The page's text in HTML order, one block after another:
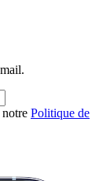
notre Politique de